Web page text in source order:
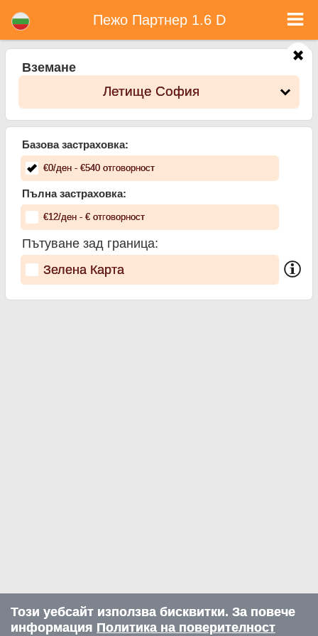
застраховка (без депозит), неограничен пробег, безплатни детски седалки, безплатни допълнителни шофьори,
гарантирани ниски цени за наем на коли.Пежо Партнер 1.6 D
Вземане
Летище София
Базова застраховка:
€0/ден- €540отговорност
Пълна застраховка:
€12/ден- €отговорност
Пътуване зад граница:
Зелена Карта
Този уебсайт използва бисквитки. За повече
информация Политика на поверителност